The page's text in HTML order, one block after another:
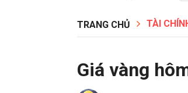
TRANG CHỦ TÀI
Giá vàng